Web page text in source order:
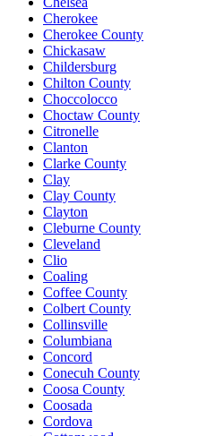
Cherokee
Cherokee County
Chickasaw
Childersburg
Chilton County
Choccolocco
Choctaw County
Citronelle
Clanton
Clarke County
Clay
Clay County
Clayton
Cleburne County
Cleveland
Clio
Coaling
Coffee County
Colbert County
Collinsville
Columbiana
Concord
Conecuh County
Coosa County
Coosada
Cordova